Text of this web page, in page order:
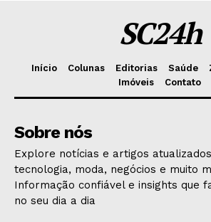
SC24h
Início Colunas Editorias Saúde
Imóveis
Contato
Sobre nós
Explore notícias e artigos
tecnologia, moda, negócios e muito
Informação confiável e insights que
no seu dia a dia